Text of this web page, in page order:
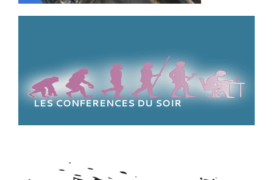
Des arènes de Lutece à l'Institut
de France, remontez 2000
LES CONFERENCES DU SOIR
Le savoir pour Tous : conférences d'experts